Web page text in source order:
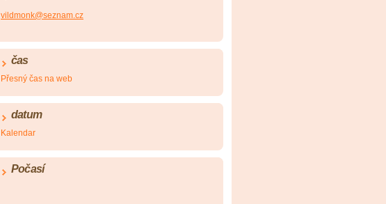
vildmonk@seznam.cz
čas
Přesný čas na web
datum
Kalendar
Počasí